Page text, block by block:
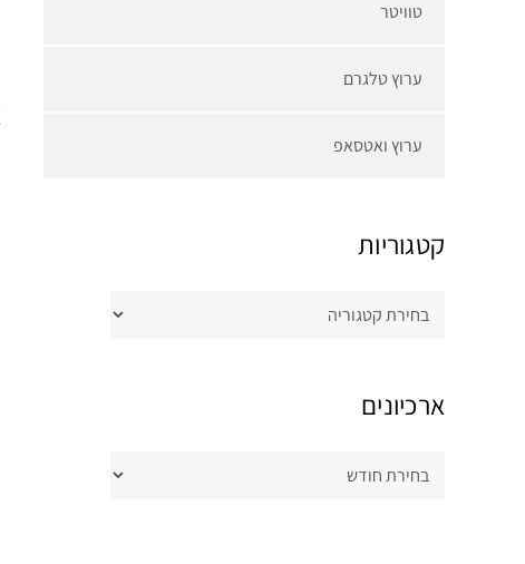
טוויטר
ערוץ טלגרם
ערוץ ואטסאפ
קטגוריות
ארכיונים